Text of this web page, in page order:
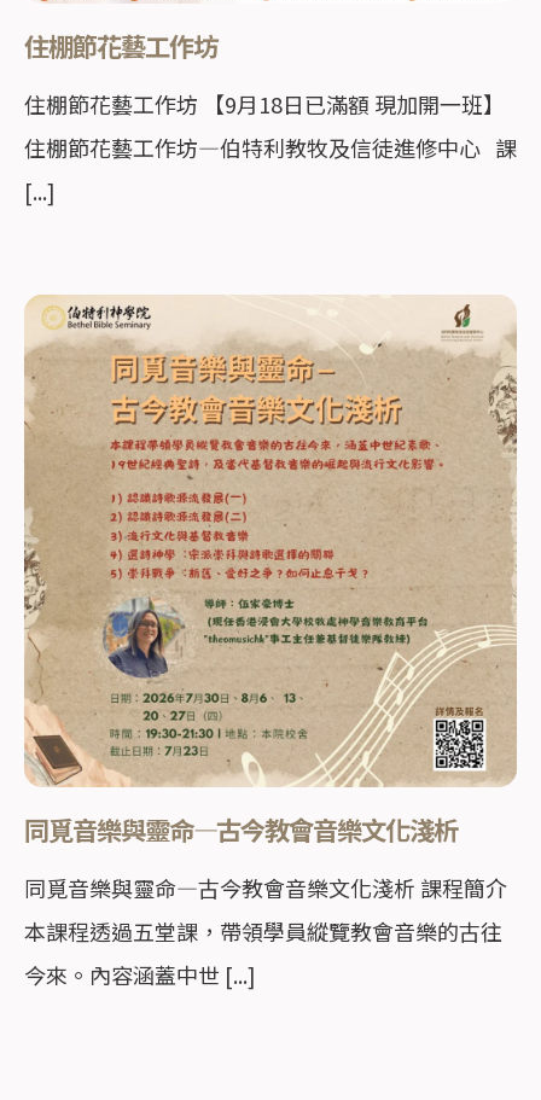
住棚節花藝工作坊
住棚節花藝工作坊 【9月18日已滿額 現加開一班】
住棚節花藝工作坊—伯特利教牧及信徒進修中心 課
[...]
同覓音樂與靈命—古今教會音樂文化淺析
同覓音樂與靈命—古今教會音樂文化淺析 課程簡介
本課程透過五堂課，帶領學員縱覽教會音樂的古往
今來。內容涵蓋中世 [...]